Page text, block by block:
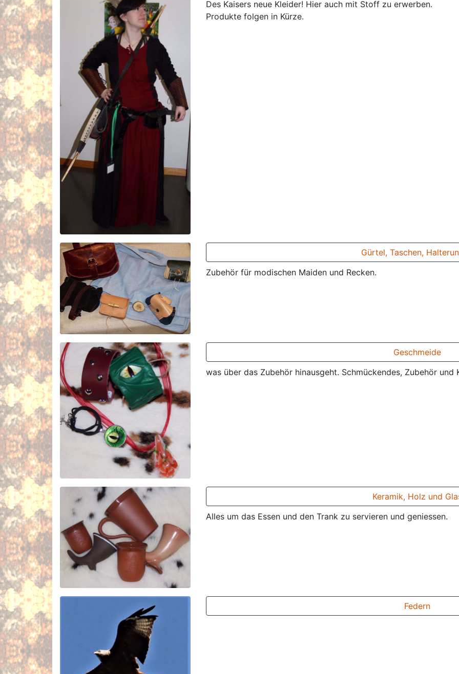
Des Kaisers neue Kleider! Hier auch mit Stoff zu erwerben.
Produkte folgen in Kürze.
Gürtel, Taschen,
Zubehör für modischen Maiden und Recken.
Geschmeide
was über das Zubehör hinausgeht. Schmückendes, Zubehör und
Keramik, Holz und
Alles um das Essen und den Trank zu servieren und geniessen.
Federn